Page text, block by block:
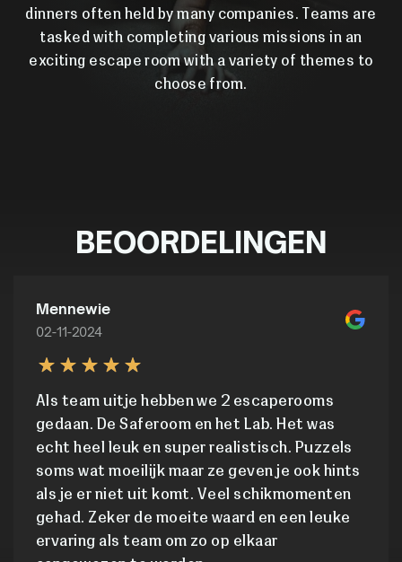
dinners often held by many companies. Teams are
tasked with completing various missions in an
exciting escape room with a variety of themes to
choose from.
BEOORDELINGEN
Mennewie
02-11-2024
Als team uitje hebben we 2 escaperooms
gedaan. De Saferoom en het Lab. Het was
echt heel leuk en super realistisch. Puzzels
soms wat moeilijk maar ze geven je ook hints
als je er niet uit komt. Veel schikmomenten
gehad. Zeker de moeite waard en een leuke
ervaring als team om zo op elkaar